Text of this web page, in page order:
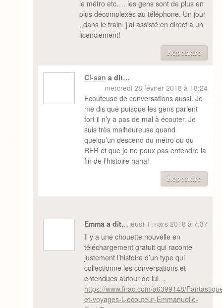
le métro etc…. les gens sont de plus en
plus décomplexés au téléphone. Un jour
, dans le train, j’ai assisté en direct à un
licenciement!
Répondre
Ci-san a dit…
mercredi 28 février 2018 à 18:24
Ecouteuse de conversations aussi. Je
me dis que puisque les gens parlent
fort il n’y a pas de mal à écouter. Je
suis très malheureuse quand
quelqu’un descend du métro ou du
RER et que je ne peux pas entendre la
fin de l’histoire haha!
Répondre
Emma a dit… jeudi 1 mars 2018 à 7:37
Il y a une chouette nouvelle en
téléchargement gratuit qui raconte
justement l’histoire d’un type qui
collectionne les conversations et
entendues autour de lui…
https://www.fnac.com/a6399148/
et-voyages-L-ecouteur-Emmanuelle-